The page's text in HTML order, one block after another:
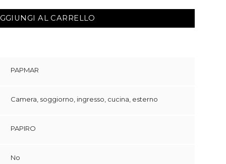
AL CARRELLO
PAPMAR
Camera, soggiorno, ingresso, cucina, esterno
PAPIRO
No